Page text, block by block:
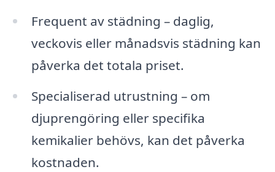
Frequent av städning – daglig,
veckovis eller månadsvis städning kan
påverka det totala priset.
Specialiserad utrustning – om
djuprengöring eller specifika
kemikalier behövs, kan det påverka
kostnaden.